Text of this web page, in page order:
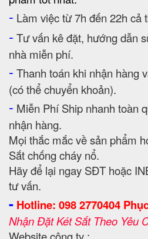
- Làm việc từ 7h đến 22h cả
- Tư vấn kê đặt, hướng dẫn
nhà miễn phí.
- Thanh toán khi nhận hàng
(có thể chuyển khoản).
- Miễn Phí Ship nhanh toàn
nhận hàng.
Mọi thắc mắc về sản phẩm
Sắt chống cháy nổ.
Hãy để lại ngay SĐT hoặc
tư vấn.
- Hotline: 098 2770404
Nhận Đặt Két Sắt Theo Yêu